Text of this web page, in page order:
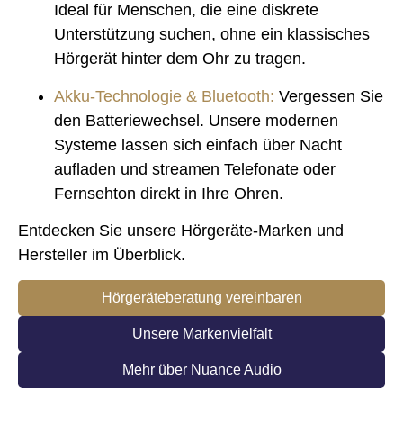
Ideal für Menschen, die eine diskrete
Unterstützung suchen, ohne ein klassisches
Hörgerät hinter dem Ohr zu tragen.
Akku-Technologie & Bluetooth: Vergessen Sie
den Batteriewechsel. Unsere modernen
Systeme lassen sich einfach über Nacht
aufladen und streamen Telefonate oder
Fernsehton direkt in Ihre Ohren.
Entdecken Sie unsere Hörgeräte-Marken und
Hersteller im Überblick.
Hörgeräteberatung vereinbaren
Unsere Markenvielfalt
Mehr über Nuance Audio